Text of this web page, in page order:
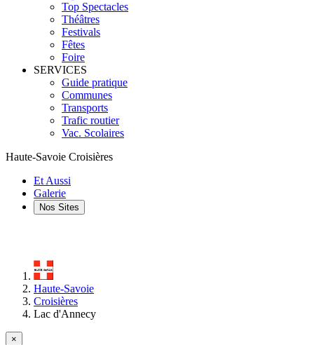
Top Spectacles
Théâtres
Festivals
Fêtes
Foire
SERVICES
Guide pratique
Communes
Transports
Trafic routier
Vac. Scolaires
Haute-Savoie Croisières
Et Aussi
Galerie
Nos Sites
Haute-Savoie
Croisières
Lac d'Annecy
×